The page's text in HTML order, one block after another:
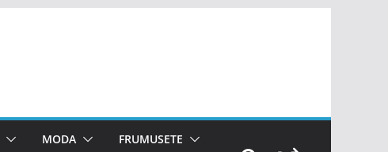
MODA FRUMUSETE